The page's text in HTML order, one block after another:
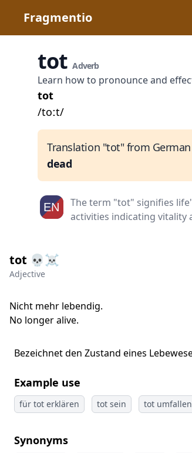
Fragmentio
totAdverb
Learn how to pronounce and
tot
/toːt/
Translation "tot" from
dead
The term "tot" signifies
activities indicating vitality
tot 💀☠️
Adjective
Nicht mehr lebendig.
No longer alive.
Bezeichnet den Zustand eines
Example use
für tot erklären tot sein tot umfallen
Synonyms